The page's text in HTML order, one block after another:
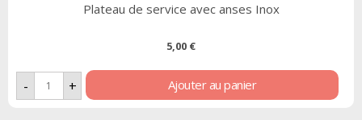
Plateau de service avec anses Inox
5,00 €
- + Ajouter au panier